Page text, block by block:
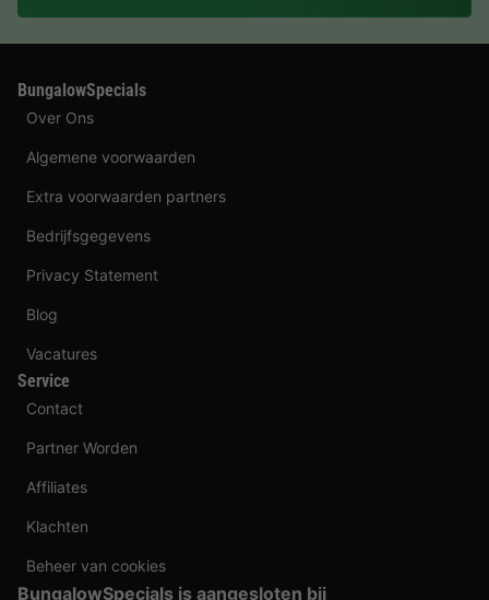
BungalowSpecials
Over Ons
Algemene voorwaarden
Extra voorwaarden partners
Bedrijfsgegevens
Privacy Statement
Blog
Vacatures
Service
Contact
Partner Worden
Affiliates
Klachten
Beheer van cookies
BungalowSpecials is aangesloten bij